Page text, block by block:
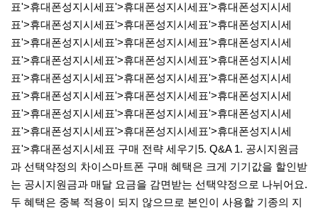
표'>휴대폰성지시세표'>휴대폰성지시세표'>휴대폰성지시세
표'>휴대폰성지시세표'>휴대폰성지시세표'>휴대폰성지시세
표'>휴대폰성지시세표'>휴대폰성지시세표'>휴대폰성지시세
표'>휴대폰성지시세표'>휴대폰성지시세표'>휴대폰성지시세
표'>휴대폰성지시세표'>휴대폰성지시세표'>휴대폰성지시세
표'>휴대폰성지시세표'>휴대폰성지시세표'>휴대폰성지시세
표'>휴대폰성지시세표'>휴대폰성지시세표'>휴대폰성지시세
표'>휴대폰성지시세표'>휴대폰성지시세표'>휴대폰성지시세
표'>휴대폰성지시세표 구매 전략 세우기5. Q&A​ 1. 공시지원금
과 선택약정의 차이​스마트폰 구매 혜택은 크게 기기값을 할인받
는 공시지원금과 매달 요금을 감면받는 선택약정으로 나뉘어요.​
두 혜택은 중복 적용이 되지 않으므로 본인이 사용할 기종의 지